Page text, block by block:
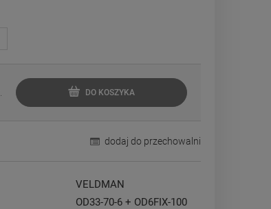
DO KOSZYKA
dodaj do przechowalni
VELDMAN
OD33-70-6 + OD6FIX-100